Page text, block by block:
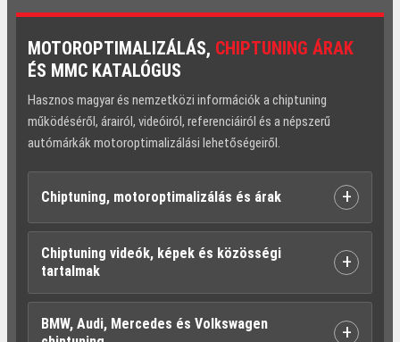
MOTOROPTIMALIZÁLÁS, CHIPTUNING ÁRAK
ÉS MMC KATALÓGUS
Hasznos magyar és nemzetközi információk a chiptuning
működéséről, árairól, videóiról, referenciáiról és a népszerű
autómárkák motoroptimalizálási lehetőségeiről.
Chiptuning, motoroptimalizálás és árak +
Chiptuning videók, képek és közösségi
tartalmak
+
BMW, Audi, Mercedes és Volkswagen
+